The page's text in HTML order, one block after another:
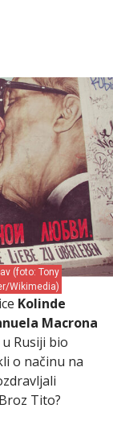
(foto: Tony
Wikimedia)
Kolinde
Macrona
Rusiji bio
o načinu na
Tito?